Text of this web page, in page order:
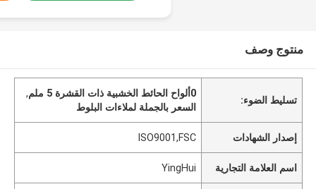
منتوج وصف
تسليط الضوء:
0ألواح الحائط الخشبية ذات القشرة 5 ملم
,
السعر بالجملة لملاءات البلوط
إصدار الشهادات ISO9001,FSC
اسم العلامة التجارية YingHui